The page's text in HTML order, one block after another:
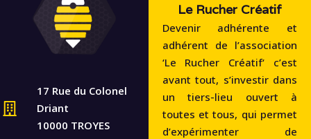
17 Rue du Colonel
Driant
10000 TROYES
Le Rucher Créatif
Devenir adhérente et
adhérent de l’association
‘Le Rucher Créatif‘ c’est
avant tout, s’investir dans
un tiers-lieu ouvert à
toutes et tous, qui permet
d’expérimenter de